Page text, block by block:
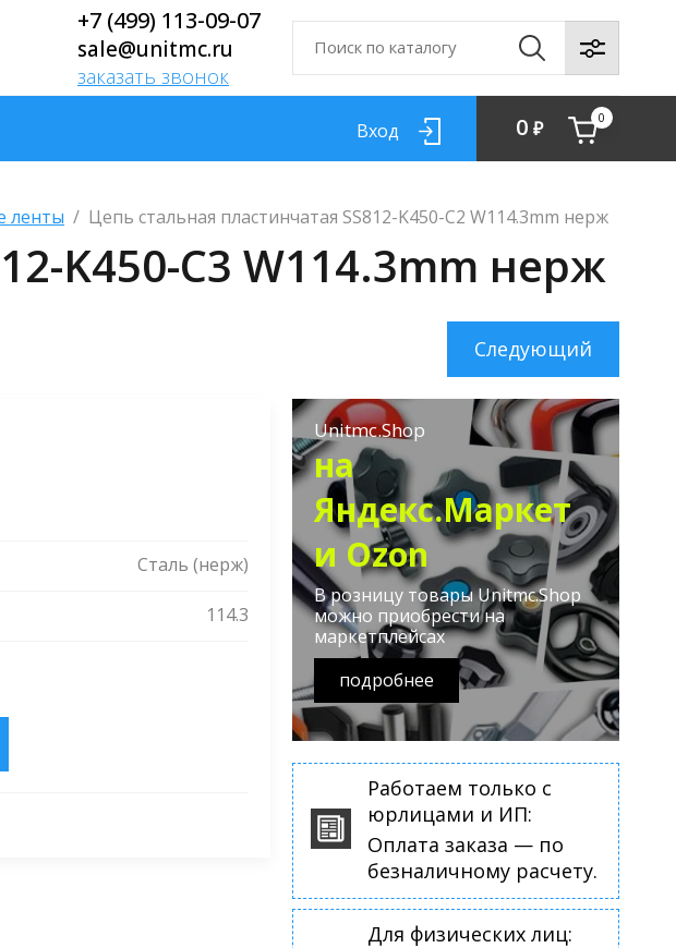
Вход 0 ₽ 0
+7 (499) 113-09-07
sale@unitmc.ru
заказать звонок
ленты
  /  Цепь стальная пластинчатая SS812-K450-C2 W114.3mm нерж
K450-C3 W114.3mm нерж
Следующий
Сталь (нерж)
114.3
Unitmc.Shop
на
Яндекс.Маркет
и Ozon
В розницу товары Unitmc.Shop
можно приобрести на
маркетплейсах
подробнее
Работаем только с
юрлицами и ИП:
Оплата заказа — по
безналичному расчету.
Для физических лиц: